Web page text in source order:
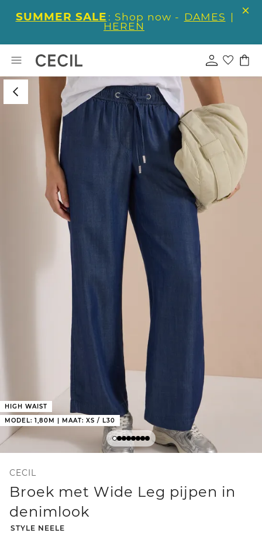
SUMMER SALE : Shop now - DAMES |
HEREN
HIGH WAIST
MODEL: 1,80M | MAAT: XS / L30
CECIL
Broek met Wide Leg pijpen in
denimlook
-
STYLE NEELE